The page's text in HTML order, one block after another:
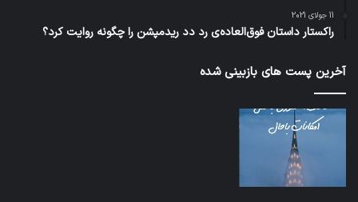
11 جولای 2021
راکستار داستان فوق‌العاده‌ی رد دد ریدمپشن را چگونه روایت کرد؟
آخرین پست های بازبینی شده